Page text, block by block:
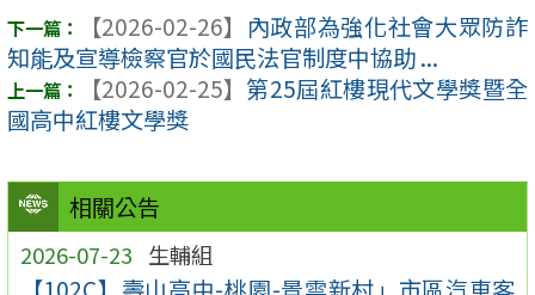
相關公告
2026-07-23 生輔組
【2026-02-26】 內政部為強化社會大眾防詐
知能及宣導檢察官於國民法官制度中協助 ...
【2026-02-25】 第25屆紅樓現代文學獎暨全
國高中紅樓文學獎